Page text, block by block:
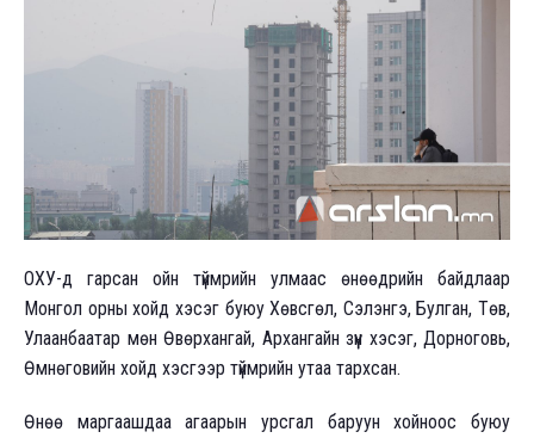
ОХУ-д гарсан ойн түймрийн улмаас өнөөдрийн байдлаар
Монгол орны хойд хэсэг буюу Хөвсгөл, Сэлэнгэ, Булган, Төв,
Улаанбаатар мөн Өвөрхангай, Архангайн зүүн хэсэг, Дорноговь,
Өмнөговийн хойд хэсгээр түймрийн утаа тархсан.
Өнөө маргаашдаа агаарын урсгал баруун хойноос буюу